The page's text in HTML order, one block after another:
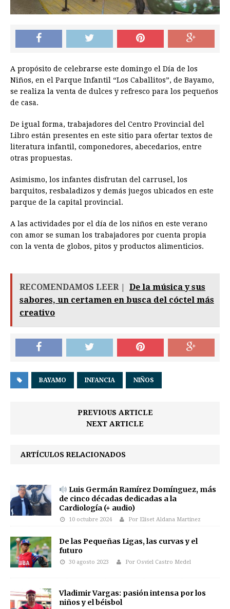
A propósito de celebrarse este domingo el Día de los
Niños, en el Parque Infantil “Los Caballitos”, de Bayamo,
se realiza la venta de dulces y refresco para los pequeños
de casa.
De igual forma, trabajadores del Centro Provincial del
Libro están presentes en este sitio para ofertar textos de
literatura infantil, componedores, abecedarios, entre
otras propuestas.
Asimismo, los infantes disfrutan del carrusel, los
barquitos, resbaladizos y demás juegos ubicados en este
parque de la capital provincial.
A las actividades por el día de los niños en este verano
con amor se suman los trabajadores por cuenta propia
con la venta de globos, pitos y productos alimenticios.
RECOMENDAMOS LEER |
De la música y sus
sabores, un certamen en busca del cóctel más
creativo
BAYAMO INFANCIA NIÑOS
PREVIOUS ARTICLE
NEXT ARTICLE
ARTÍCULOS RELACIONADOS
Luis Germán Ramírez Domínguez, más
de cinco décadas dedicadas a la
Cardiología (+ audio)
10 octubre 2024 Por Eliset Aldana Martínez
De las Pequeñas Ligas, las curvas y el
futuro
30 agosto 2023 Por Osviel Castro Medel
Vladimir Vargas: pasión intensa por los
niños y el béisbol